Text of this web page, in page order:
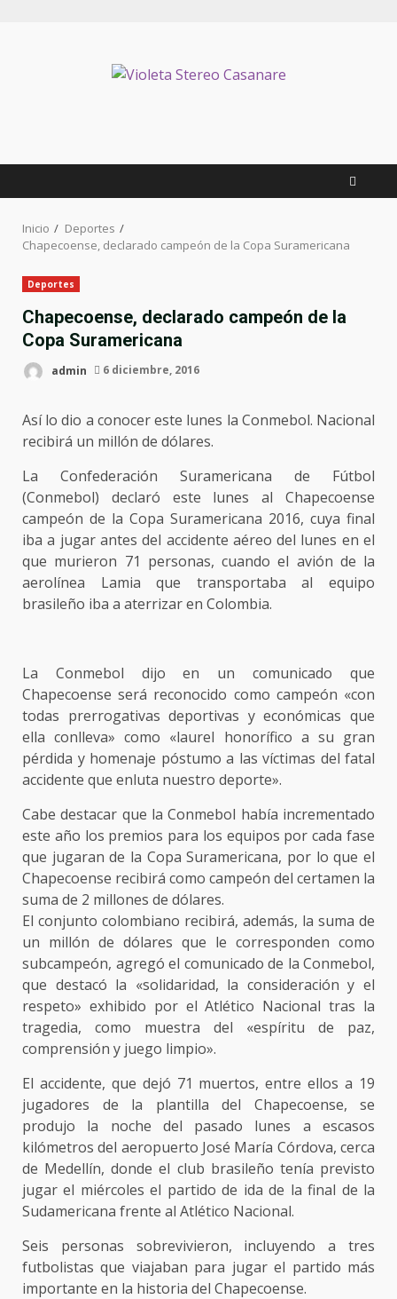
Inicio
Deportes
Chapecoense, declarado campeón de la Copa Suramericana
Deportes
Chapecoense, declarado campeón de la
Copa Suramericana
admin 6 diciembre, 2016
Así lo dio a conocer este lunes la Conmebol. Nacional
recibirá un millón de dólares.
La Confederación Suramericana de Fútbol
(Conmebol) declaró este lunes al Chapecoense
campeón de la Copa Suramericana 2016, cuya final
iba a jugar antes del accidente aéreo del lunes en el
que murieron 71 personas, cuando el avión de la
aerolínea Lamia que transportaba al equipo
brasileño iba a aterrizar en Colombia.
La Conmebol dijo en un comunicado que
Chapecoense será reconocido como campeón «con
todas prerrogativas deportivas y económicas que
ella conlleva» como «laurel honorífico a su gran
pérdida y homenaje póstumo a las víctimas del fatal
accidente que enluta nuestro deporte».
Cabe destacar que la Conmebol había incrementado
este año los premios para los equipos por cada fase
que jugaran de la Copa Suramericana, por lo que el
Chapecoense recibirá como campeón del certamen la
suma de 2 millones de dólares.
El conjunto colombiano recibirá, además, la suma de
un millón de dólares que le corresponden como
subcampeón, agregó el comunicado de la Conmebol,
que destacó la «solidaridad, la consideración y el
respeto» exhibido por el Atlético Nacional tras la
tragedia, como muestra del «espíritu de paz,
comprensión y juego limpio».
El accidente, que dejó 71 muertos, entre ellos a 19
jugadores de la plantilla del Chapecoense, se
produjo la noche del pasado lunes a escasos
kilómetros del aeropuerto José María Córdova, cerca
de Medellín, donde el club brasileño tenía previsto
jugar el miércoles el partido de ida de la final de la
Sudamericana frente al Atlético Nacional.
Seis personas sobrevivieron, incluyendo a tres
futbolistas que viajaban para jugar el partido más
importante en la historia del Chapecoense.